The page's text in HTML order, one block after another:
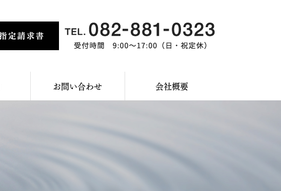
お問い合わせ 会社概要